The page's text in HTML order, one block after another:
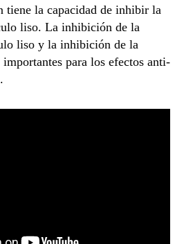
tiene la capacidad de inhibir la
liso. La inhibición de la
liso y la inhibición de la
para los efectos anti-